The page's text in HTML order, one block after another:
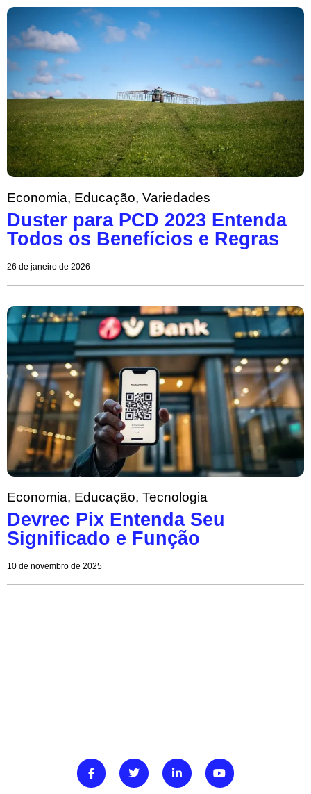
Economia, Educação, Variedades
Duster para PCD 2023 Entenda
Todos os Benefícios e Regras
26 de janeiro de 2026
Economia, Educação, Tecnologia
Devrec Pix Entenda Seu
Significado e Função
10 de novembro de 2025